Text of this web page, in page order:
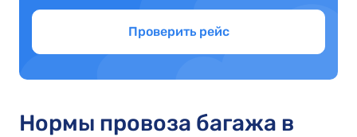
Проверить рейс
Нормы провоза багажа в